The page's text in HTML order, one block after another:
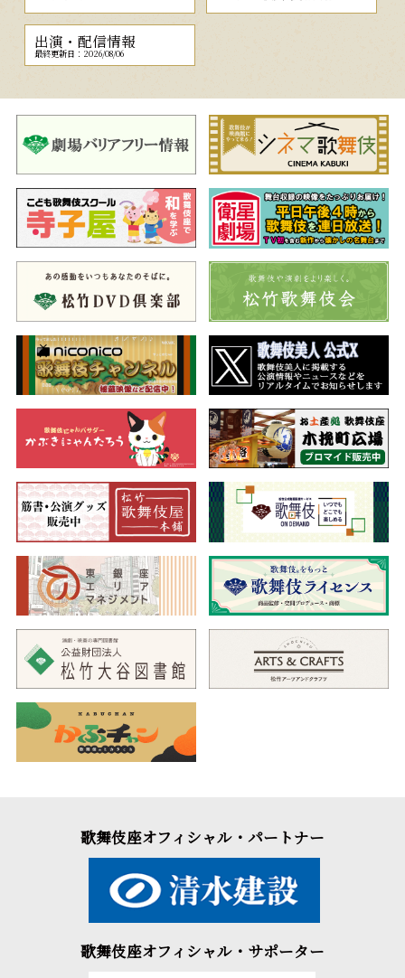
出演・配信情報
最終更新日：2026/08/06
歌舞伎座オフィシャル・パートナー
歌舞伎座オフィシャル・サポーター